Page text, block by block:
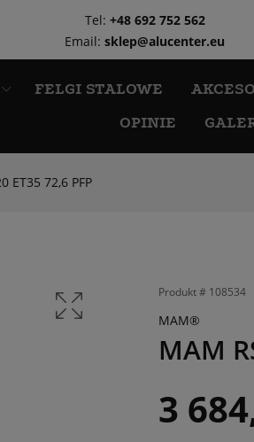
Tel: +48 692 752 562
Email:sklep@alucenter.eu
FELGI STALOWE
OPINIE
ET35 72,6 PFP
Produkt # 108534
MAM®
MAM
3